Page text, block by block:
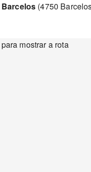
Barcelos (4750
para mostrar a rota